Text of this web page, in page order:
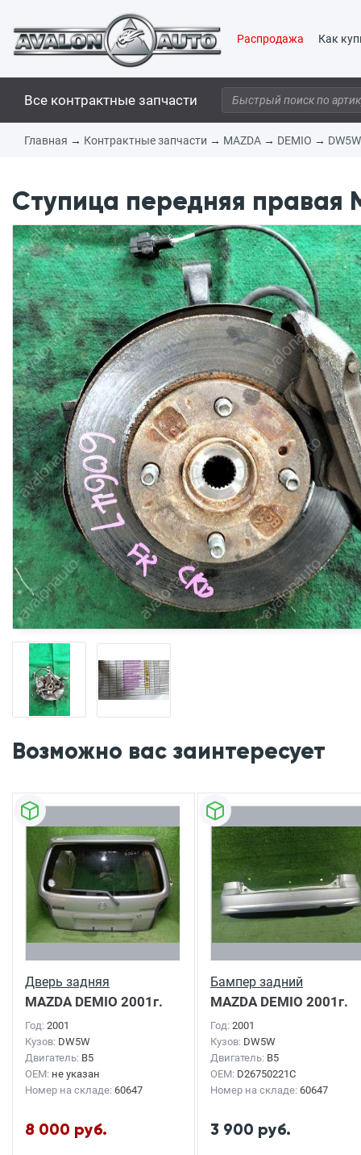
Распродажа Как
Все контрактные запчасти
Главная → Контрактные запчасти → MAZDA → DEMIO → DW5W
Ступица передняя правая
Возможно вас заинтересует
Дверь задняя
MAZDA DEMIO 2001г.
Год: 2001
Кузов: DW5W
Двигатель: B5
OEM: не указан
Номер на складе: 60647
8 000 руб.
Бампер задний
MAZDA DEMIO 2001г.
Год: 2001
Кузов: DW5W
Двигатель: B5
OEM: D26750221C
Номер на складе: 60647
3 900 руб.